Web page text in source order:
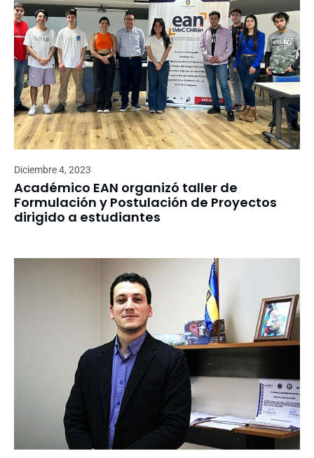
Diciembre 4, 2023
Académico EAN organizó taller de
Formulación y Postulación de Proyectos
dirigido a estudiantes